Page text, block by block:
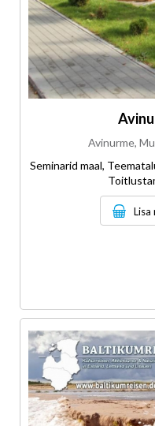
Avinurme,
Seminarid maal,
Lisa